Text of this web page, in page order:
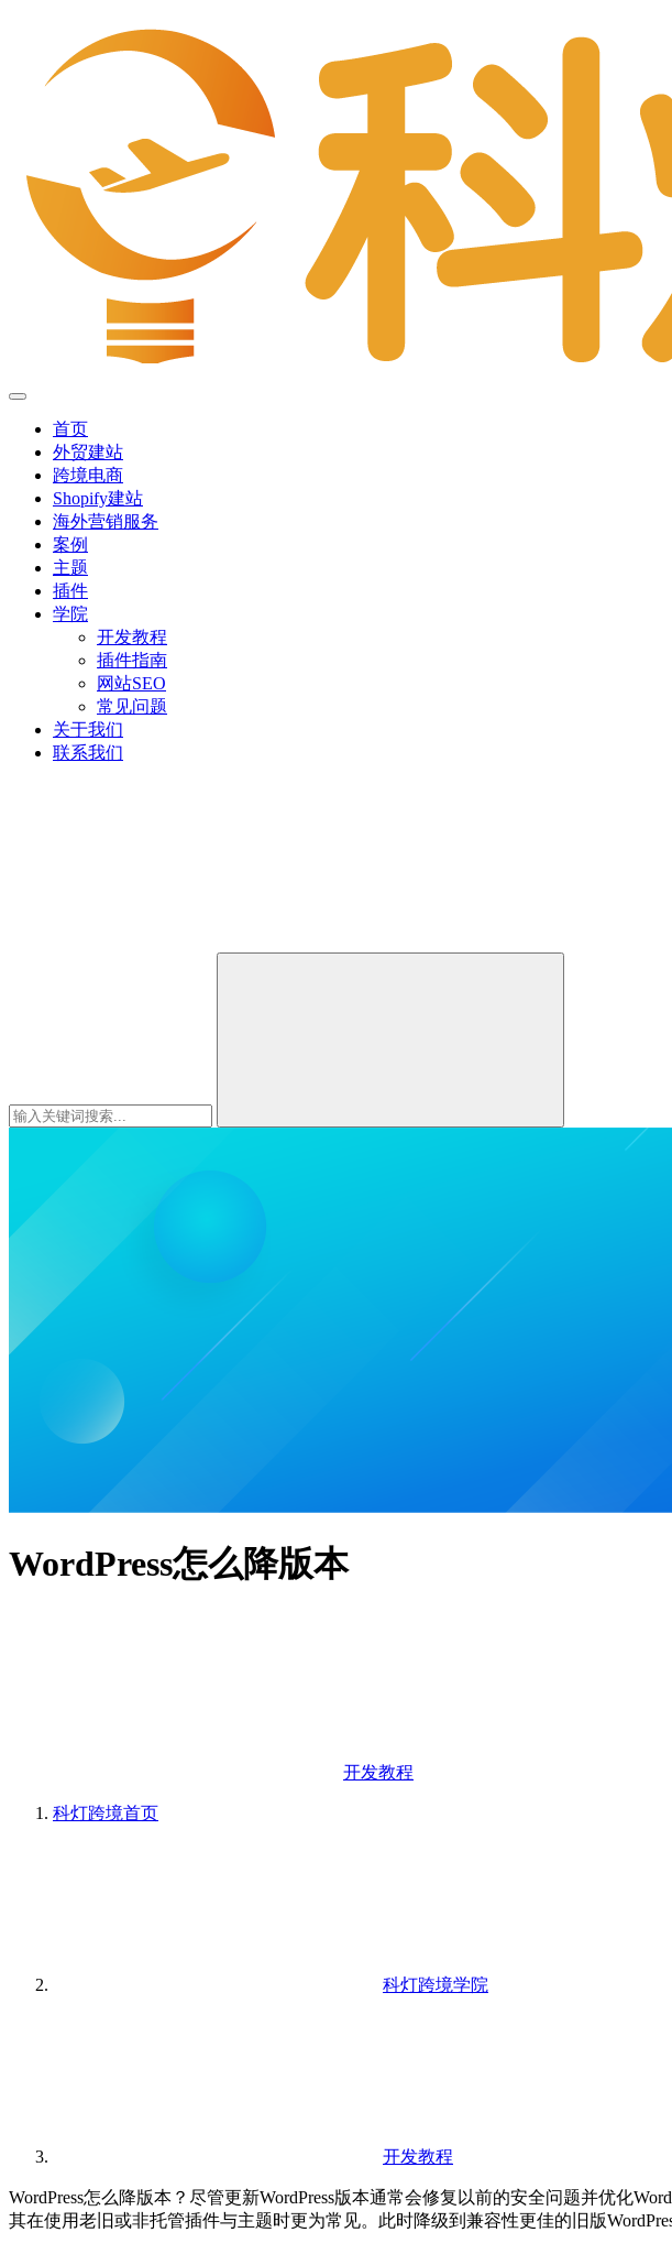
首页
外贸建站
跨境电商
Shopify建站
海外营销服务
案例
主题
插件
学院
开发教程
插件指南
网站SEO
常见问题
关于我们
联系我们
WordPress怎么降版本
开发教程
科灯跨境首页
科灯跨境学院
开发教程
WordPress怎么降版本？尽管更新WordPress版本通常会修复以前的安全问题并优化
其在使用老旧或非托管插件与主题时更为常见。此时降级到兼容性更佳的旧版